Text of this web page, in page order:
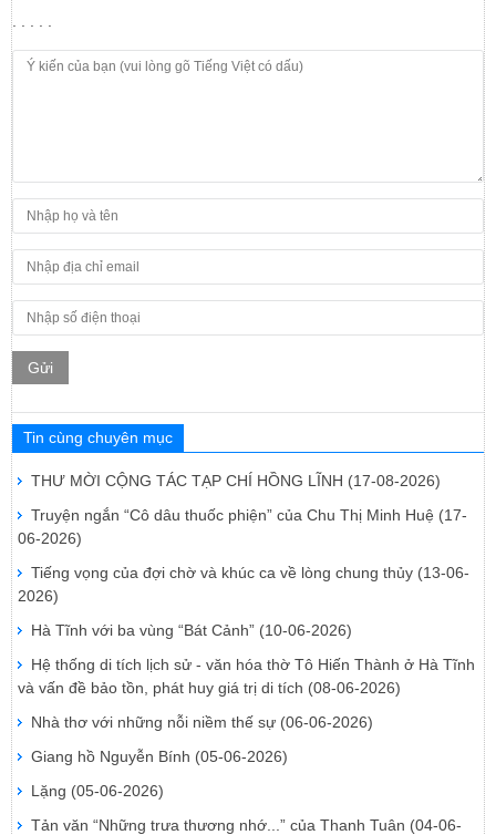
Gửi
Tin cùng chuyên mục
THƯ MỜI CỘNG TÁC TẠP CHÍ HỒNG LĨNH (17-08-2026)
Truyện ngắn “Cô dâu thuốc phiện” của Chu Thị Minh Huệ (17-
06-2026)
Tiếng vọng của đợi chờ và khúc ca về lòng chung thủy (13-06-
2026)
Hà Tĩnh với ba vùng “Bát Cảnh” (10-06-2026)
Hệ thống di tích lịch sử - văn hóa thờ Tô Hiến Thành ở Hà Tĩnh
và vấn đề bảo tồn, phát huy giá trị di tích (08-06-2026)
Nhà thơ với những nỗi niềm thế sự (06-06-2026)
Giang hồ Nguyễn Bính (05-06-2026)
Lặng (05-06-2026)
Tản văn “Những trưa thương nhớ...” của Thanh Tuân (04-06-